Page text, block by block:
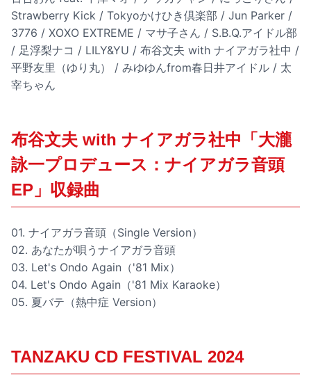
Strawberry Kick / Tokyoかけひき倶楽部 / Jun Parker /
3776 / XOXO EXTREME / マサ子さん / S.B.Q.アイドル部
/ 足浮梨ナコ / LILY&YU / 布谷文夫 with ナイアガラ社中 /
平野友里（ゆり丸） / みゆゆんfrom春日井アイドル / 太
宰ちゃん
布谷文夫 with ナイアガラ社中「大瀧
詠一プロデュース：ナイアガラ音頭
EP」収録曲
01. ナイアガラ音頭（Single Version）
02. あなたが唄うナイアガラ音頭
03. Let's Ondo Again（'81 Mix）
04. Let's Ondo Again（'81 Mix Karaoke）
05. 夏バテ（熱中症 Version）
TANZAKU CD FESTIVAL 2024